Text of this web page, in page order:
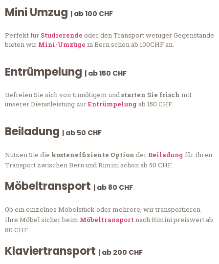
Mini Umzug | ab 100 CHF
Perfekt für Studierende oder den Transport weniger Gegenstände
bieten wir Mini-Umzüge in Bern schon ab 100CHF an.
Entrümpelung | ab 150 CHF
Befreien Sie sich von Unnötigem undstarten Sie frisch mit
unserer Dienstleistung zurEntrümpelung ab 150 CHF.
Beiladung | ab 50 CHF
Nutzen Sie die kosteneffiziente Option der Beiladung für Ihren
Transport zwischen Bern und Rimini schon ab 50 CHF.
Möbeltransport | ab 80 CHF
Ob ein einzelnes Möbelstück oder mehrere, wir transportieren
Ihre Möbel sicher beim Möbeltransportnach Rimini preiswert ab
80 CHF.
Klaviertransport | ab 200 CHF